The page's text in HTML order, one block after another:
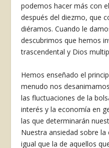
podemos hacer más con
después del diezmo, que
diéramos. Cuando le
descubrimos que hemos
trascendental y Dios
Hemos enseñado el
menudo nos
las fluctuaciones de la
interés y la economía en
las que determinarán
Nuestra ansiedad so­bre
igual que la de aquellos